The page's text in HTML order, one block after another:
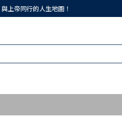
上帝同行的人生地圖！